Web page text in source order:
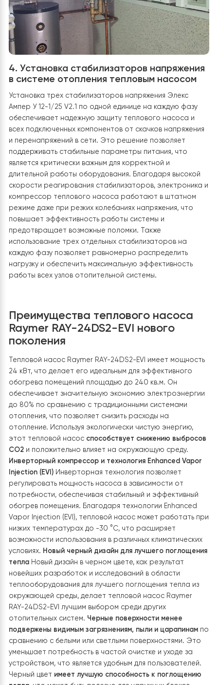
защиты от механических загрязнений на входе в бак
установлен фильтр грубой очистки. Это решение
предотвращает попадание частиц ржавчины, накипи
других примесей, которые могут повредить
компоненты. Также предусмотрен расширительный
для компенсации температурных колебаний объема
теплоносителя, что повышает надежность системы и
защищает ее от гидроударов. Бак-накопитель
подключен к системе горячего водоснабжения, что
позволяет эффективно использовать накопленное
для обеспечения стабильной подачи горячей воды в
Благодаря интеграции с тепловым насосом, процесс
нагрева происходит с минимальными затратами
электроэнергии, что обеспечивает экономичность и
комфорт одновременно.
4. Установка стабилизаторов
Установка трех стабилизаторов напряжения Элекс
Ампер У 12-1/25 V2.1 по одной единице на каждую
обеспечивает надежную защиту теплового насоса и
всех подключенных компонентов от скачков
и перенапряжений в сети. Это решение позволяет
поддерживать стабильные параметры питания, что
является критически важным для корректной и
длительной работы оборудования. Благодаря
скорости реагирования стабилизаторов,
компрессор теплового насоса работают в штатном
режиме даже при резких колебаниях напряжения, что
повышает эффективность работы системы и
предотвращает возможные поломки. Также
использование трех отдельных стабилизаторов на
каждую фазу позволяет равномерно распределить
нагрузку и обеспечить максимальную эффективность
работы всех узлов отопительной системы.
Преимущества теплового насоса
Raymer RAY-24DS2-EVI нового
поколения
Тепловой насос Raymer RAY-24DS2-EVI имеет
24 кВт, что делает его идеальным для эффективного